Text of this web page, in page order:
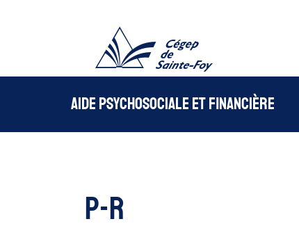
Aide psychosociale et financière
P-R